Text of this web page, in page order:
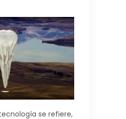
se refiere,